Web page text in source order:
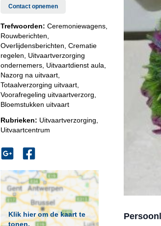
Contact opnemen
Trefwoorden: Ceremoniewagens,
Rouwberichten,
Overlijdensberichten, Crematie
regelen, Uitvaartverzorging
ondernemers, Uitvaartdienst aula,
Nazorg na uitvaart,
Totaalverzorging uitvaart,
Voorafregeling uitvaartverzorg,
Bloemstukken uitvaart
Rubrieken: Uitvaartverzorging
Uitvaartcentrum
Klik hier om de kaart te
tonen.